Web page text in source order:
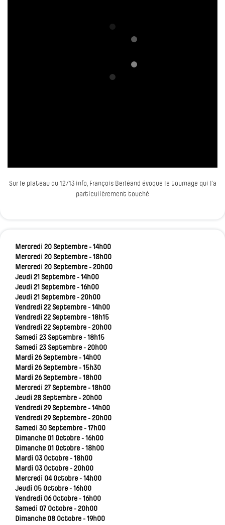
Sur le plateau du 12/13 info, François Berléand évoque le tournage qui l’a
particulièrement touché
Mercredi 20 Septembre - 14h00
Mercredi 20 Septembre - 18h00
Mercredi 20 Septembre - 20h00
Jeudi 21 Septembre - 14h00
Jeudi 21 Septembre - 16h00
Jeudi 21 Septembre - 20h00
Vendredi 22 Septembre - 14h00
Vendredi 22 Septembre - 18h15
Vendredi 22 Septembre - 20h00
Samedi 23 Septembre - 18h15
Samedi 23 Septembre - 20h00
Mardi 26 Septembre - 14h00
Mardi 26 Septembre - 15h30
Mardi 26 Septembre - 18h00
Mercredi 27 Septembre - 18h00
Jeudi 28 Septembre - 20h00
Vendredi 29 Septembre - 14h00
Vendredi 29 Septembre - 20h00
Samedi 30 Septembre - 17h00
Dimanche 01 Octobre - 16h00
Dimanche 01 Octobre - 18h00
Mardi 03 Octobre - 18h00
Mardi 03 Octobre - 20h00
Mercredi 04 Octobre - 14h00
Jeudi 05 Octobre - 16h00
Vendredi 06 Octobre - 16h00
Samedi 07 Octobre - 20h00
Dimanche 08 Octobre - 19h00